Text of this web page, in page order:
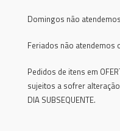
Domingos não
Feriados não atendemos
Pedidos de itens em
sujeitos a sofrer
DIA SUBSEQUENTE.